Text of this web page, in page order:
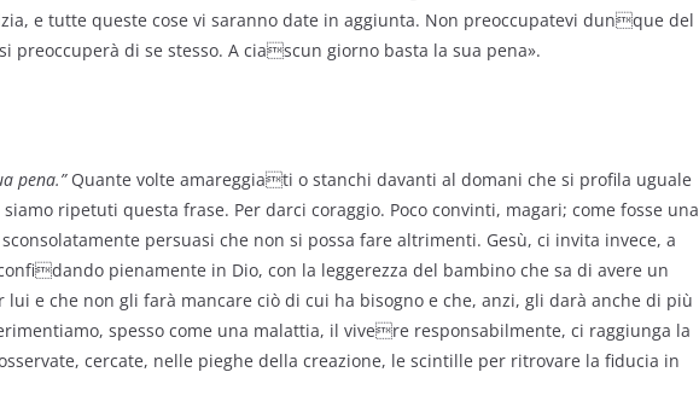
e tutte queste cose vi saranno date in aggiunta. Non preoccupatevi dunque del
preoccuperà di se stesso. A ciascun giorno basta la sua pena».
pena.”Quante volte amareggiati o stanchi davanti al domani che si profila uguale
siamo ripetuti questa frase. Per darci coraggio. Poco convinti, magari; come fosse una
persuasi che non si possa fare altrimenti. Gesù, ci invita invece, a
pienamente in Dio, con la leggerezza del bambino che sa di avere un
lui e che non gli farà mancare ciò di cui ha bisogno e che, anzi, gli darà anche di più
spesso come una malattia, il vivere responsabilmente, ci raggiunga la
cercate, nelle pieghe della creazione, le scintille per ritrovare la fiducia in